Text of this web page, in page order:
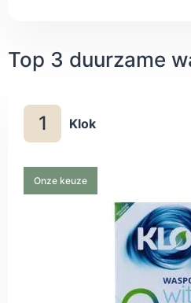
Top 3 duurzame
1 Klok
Onze keuze